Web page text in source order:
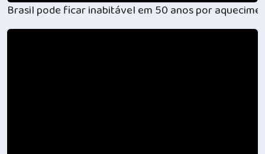
Brasil pode ficar inabitável em 50 anos por